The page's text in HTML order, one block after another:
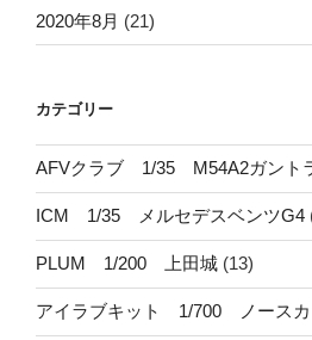
2020年8月 (21)
カテゴリー
AFVクラブ 1/35 M54A2ガント
ICM 1/35 メルセデスベンツG4
PLUM 1/200 上田城 (13)
アイラブキット 1/700 ノースカ